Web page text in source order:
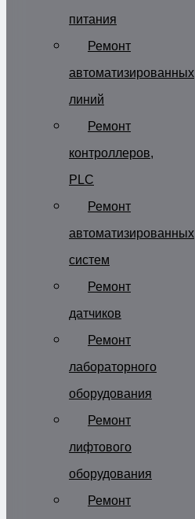
питания
Ремонт
автоматизированных
линий
Ремонт
контроллеров,
PLC
Ремонт
автоматизированных
систем
Ремонт
датчиков
Ремонт
лабораторного
оборудования
Ремонт
лифтового
оборудования
Ремонт